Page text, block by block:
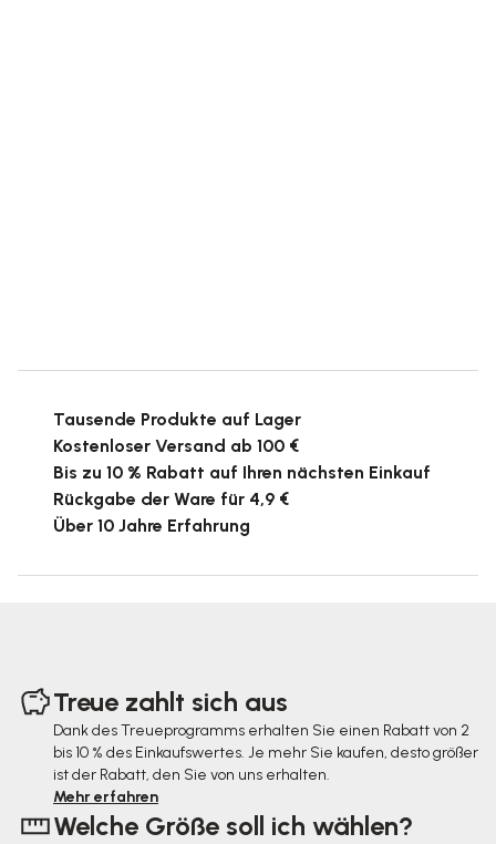
Tausende Produkte auf Lager
Kostenloser Versand ab 100 €
Bis zu 10 % Rabatt auf Ihren nächsten Einkauf
Rückgabe der Ware für 4,9 €
Über 10 Jahre Erfahrung
Treue zahlt sich aus
Dank des Treueprogramms erhalten Sie einen Rabatt von 2
bis 10 % des Einkaufswertes. Je mehr Sie kaufen, desto größer
ist der Rabatt, den Sie von uns erhalten.
Mehr erfahren
Welche Größe soll ich wählen?